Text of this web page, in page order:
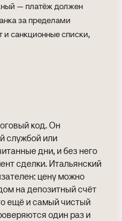
— платёж должен
за пределами
и санкционные списки,
код. Он
службой или
дни, и без него
сделки. Итальянский
цену можно
на депозитный счёт
ещё и самый чистый
один раз и